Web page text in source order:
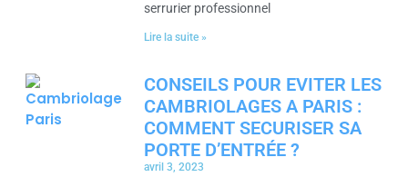
serrurier professionnel
Lire la suite »
CONSEILS POUR EVITER LES
CAMBRIOLAGES A PARIS :
COMMENT SECURISER SA
PORTE D’ENTRÉE ?
avril 3, 2023